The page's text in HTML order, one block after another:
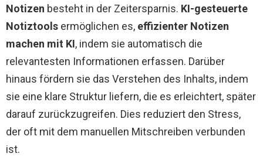
Notizen besteht in der Zeitersparnis. KI-gesteuerte
Notiztools ermöglichen es, effizienter Notizen
machen mit KI, indem sie automatisch die
relevantesten Informationen erfassen. Darüber
hinaus fördern sie das Verstehen des Inhalts, indem
sie eine klare Struktur liefern, die es erleichtert, später
darauf zurückzugreifen. Dies reduziert den Stress,
der oft mit dem manuellen Mitschreiben verbunden
ist.